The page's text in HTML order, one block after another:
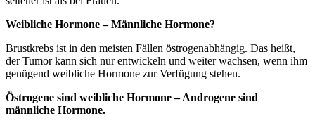
Weibliche Hormone – Männliche Hormone?
Brustkrebs ist in den meisten Fällen östrogenabhängig. Das heißt,
der Tumor kann sich nur entwickeln und weiter wachsen, wenn ihm
genügend weibliche Hormone zur Verfügung stehen.
Östrogene sind weibliche Hormone – Androgene sind
männliche Hormone.